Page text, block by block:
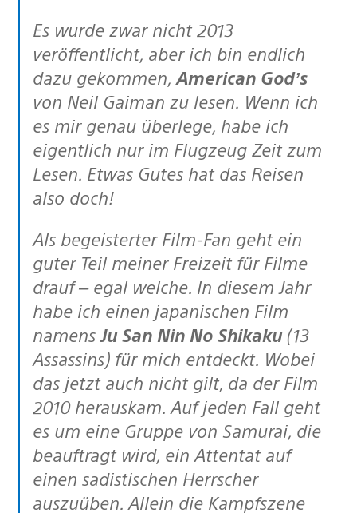
Es wurde zwar nicht 2013
veröffentlicht, aber ich bin endlich
dazu gekommen, American God’s
von Neil Gaiman zu lesen. Wenn ich
es mir genau überlege, habe ich
eigentlich nur im Flugzeug Zeit zum
Lesen. Etwas Gutes hat das Reisen
also doch!
Als begeisterter Film-Fan geht ein
guter Teil meiner Freizeit für Filme
drauf – egal welche. In diesem Jahr
habe ich einen japanischen Film
namens Ju San Nin No Shikaku(13
Assassins) für mich entdeckt. Wobei
das jetzt auch nicht gilt, da der Film
2010 herauskam. Auf jeden Fall geht
es um eine Gruppe von Samurai, die
beauftragt wird, ein Attentat auf
einen sadistischen Herrscher
auszuüben. Allein die Kampfszene